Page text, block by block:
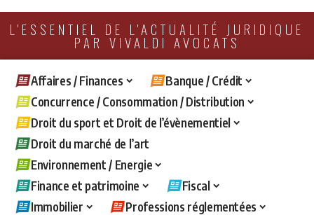
L'ESSENTIEL DE L'ACTUALITÉ JURIDIQUE
PAR VIVALDI AVOCATS
Affaires / Finances
Banque / Crédit
Concurrence / Consommation / Distribution
Droit du sport et Droit de l’évènementiel
Droit du marché de l’art
Environnement / Energie
Finance et patrimoine
Fiscal
Immobilier
Professions réglementées